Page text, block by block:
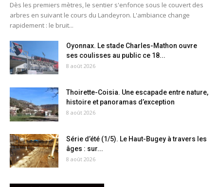
Dès les premiers mètres, le sentier s'enfonce sous le couvert des
arbres en suivant le cours du Landeyron. L'ambiance change
rapidement : le bruit...
Oyonnax. Le stade Charles-Mathon ouvre
ses coulisses au public ce 18...
8 août 2026
Thoirette-Coisia. Une escapade entre nature,
histoire et panoramas d’exception
8 août 2026
Série d’été (1/5). Le Haut-Bugey à travers les
âges : sur...
8 août 2026